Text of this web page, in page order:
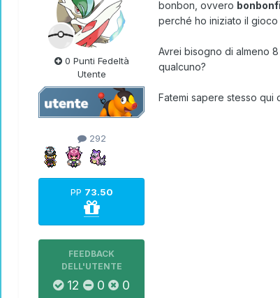
0 Punti Fedeltà
Utente
292
PP 73.50
FEEDBACK
DELL'UTENTE
12 0 0
bonbon, ovvero
perché ho iniziato il gioco
Avrei bisogno di almeno
qualcuno?
Fatemi sapere stesso qui